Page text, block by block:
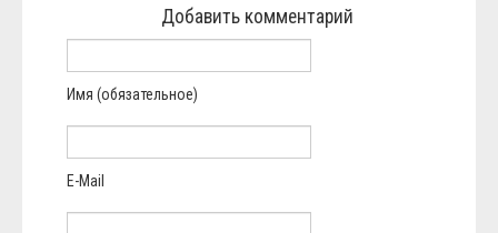
Добавить комментарий
Имя (обязательное)
E-Mail